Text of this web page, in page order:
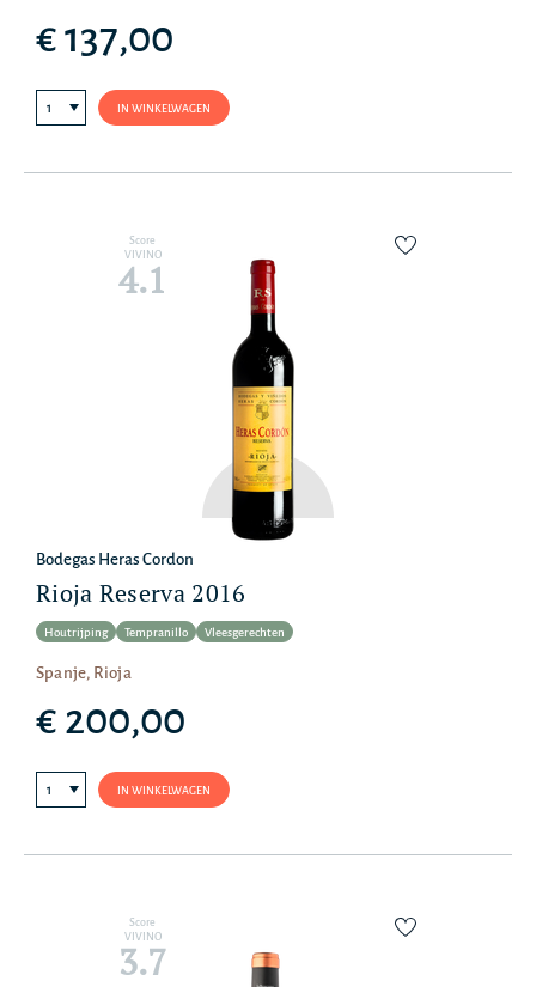
€ 137,00
IN WINKELWAGEN
Score
VIVINO
4.1
Bodegas Heras Cordon
Rioja Reserva 2016
Houtrijping Tempranillo Vleesgerechten
Spanje, Rioja
€ 200,00
IN WINKELWAGEN
Score
VIVINO
3.7